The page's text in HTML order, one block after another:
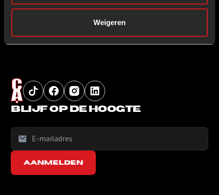
Weigeren
Blijf op de hoogte